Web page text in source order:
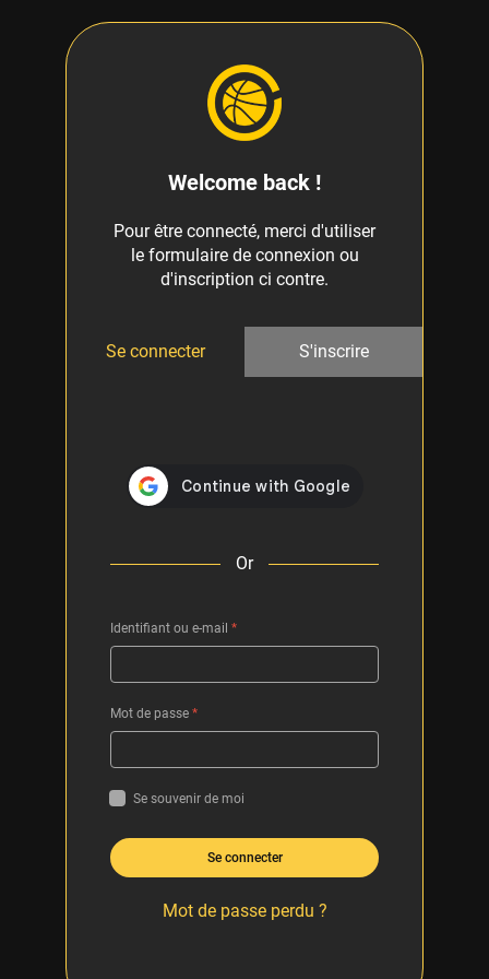
Welcome back !
Pour être connecté, merci d'utiliser
le formulaire de connexion ou
d'inscription ci contre.
Se connecter S'inscrire
Or
Identifiant ou e-mail *
Mot de passe *
Se souvenir de moi
Se connecter
Mot de passe perdu ?